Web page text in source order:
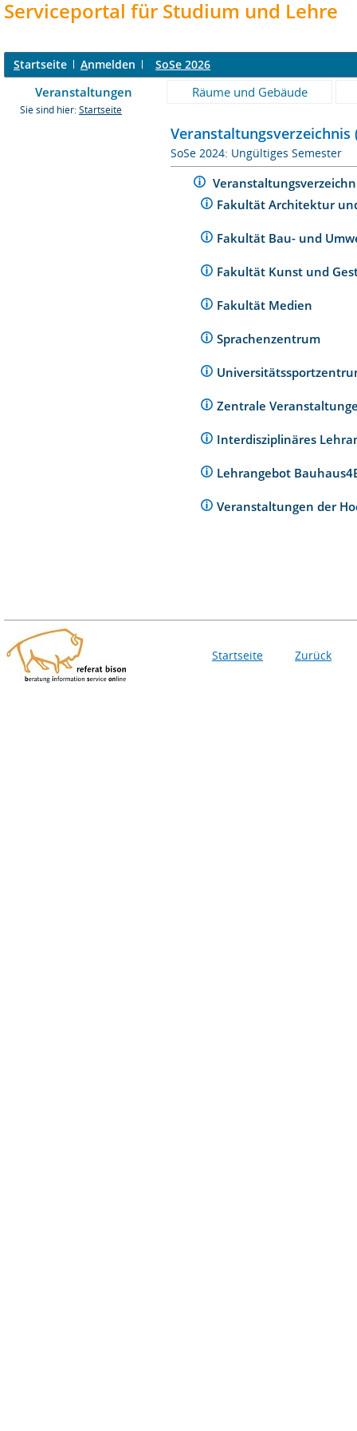
Serviceportal für Studium und Lehre
Startseite Anmelden SoSe 2026
Veranstaltungen Räume und Gebäude
Sie sind hier: Startseite
Veranstaltungsverzeichnis
SoSe 2024: Ungültiges Semester
Fakultät Architektur
Fakultät Bau- und
Fakultät Kunst und
Fakultät Medien
Sprachenzentrum
Zentrale
Interdisziplinäres
Lehrangebot
Veranstaltungen der
Startseite Zurück